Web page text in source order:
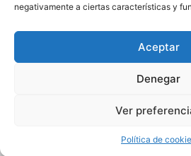
negativamente a ciertas características y
Aceptar
Denegar
Ver
Política de
© 2025 EmprendecircularCV.